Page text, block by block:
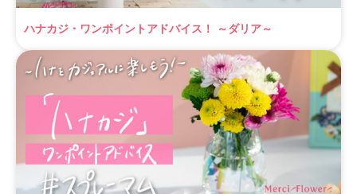
ハナカジ・ワンポイントアドバイス！ ～ダリア～